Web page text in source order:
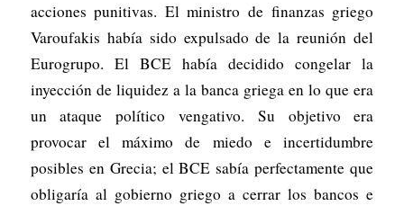
acciones punitivas. El ministro de finanzas griego
Varoufakis había sido expulsado de la reunión del
Eurogrupo. El BCE había decidido congelar la
inyección de liquidez a la banca griega en lo que era
un ataque político vengativo. Su objetivo era
provocar el máximo de miedo e incertidumbre
posibles en Grecia; el BCE sabía perfectamente que
obligaría al gobierno griego a cerrar los bancos e